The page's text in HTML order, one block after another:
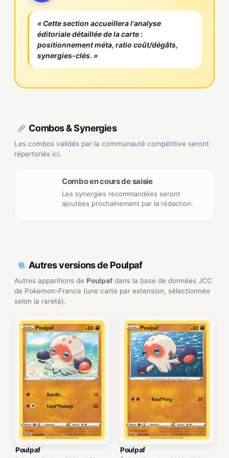
« Cette section accueillera l'analyse
éditoriale détaillée de la carte :
positionnement méta, ratio coût/dégâts,
synergies-clés. »
Combos & Synergies
Les combos validés par la communauté compétitive seront
répertoriés ici.
Combo en cours de saisie
Les synergies recommandées seront
ajoutées prochainement par la rédaction.
Autres versions de Poulpaf
Autres apparitions de Poulpaf dans la base de données JCC
de Pokemon-France (une carte par extension, sélectionnée
selon la rareté).
Poulpaf Poulpaf